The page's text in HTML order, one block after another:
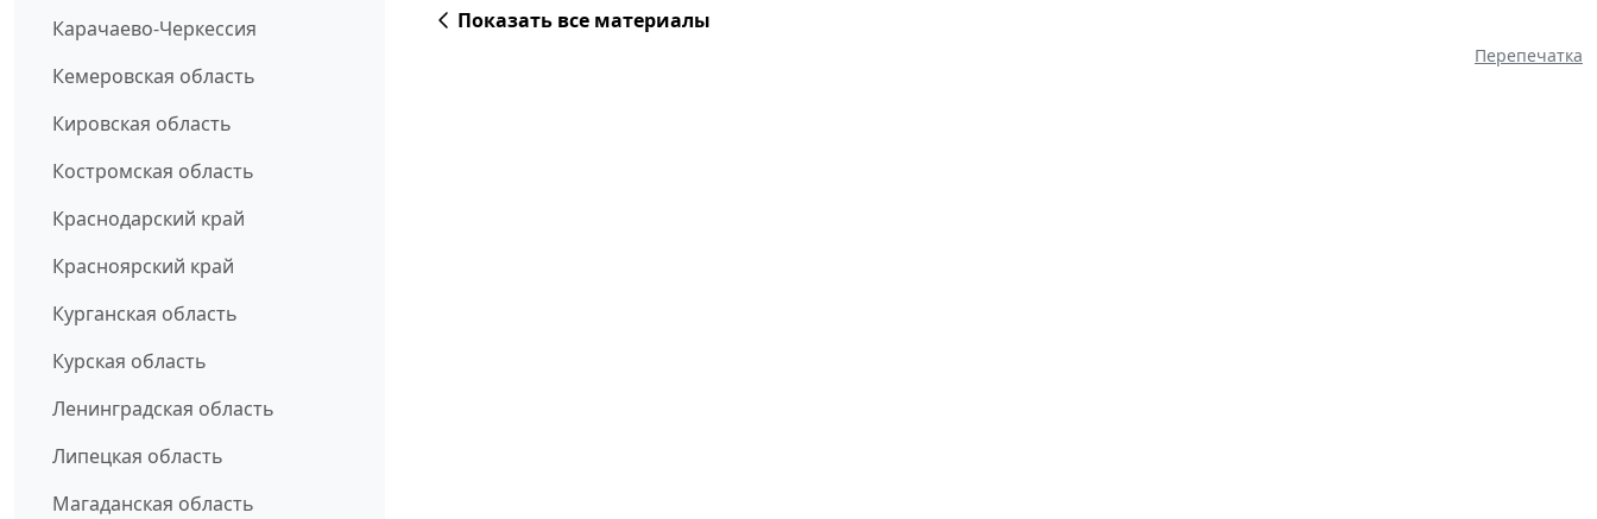
Карачаево-Черкессия
Кемеровская область
Кировская область
Костромская область
Краснодарский край
Красноярский край
Курганская область
Курская область
Ленинградская область
Липецкая область
Магаданская область
Показать все материалы
Перепечатка